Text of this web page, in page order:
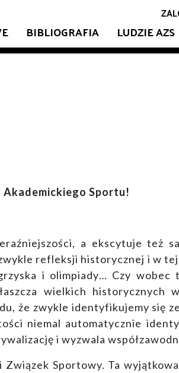
BIBLIOGRAFIA LUDZIE AZS
Akademickiego Sportu!
a ekscytuje też
refleksji historycznej i w
i olimpiady… Czy wobec
wielkich historycznych
że zwykle identyfikujemy się
niemal automatycznie
i wyzwala
Sportowy. Ta